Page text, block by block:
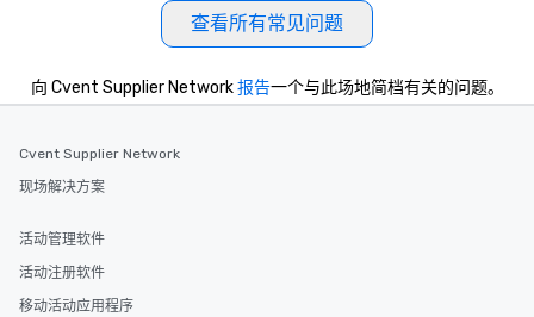
查看所有常见问题
向 Cvent Supplier Network报告一个与此场地简档有关的问题。
Cvent Supplier Network
现场解决方案
活动管理软件
活动注册软件
移动活动应用程序